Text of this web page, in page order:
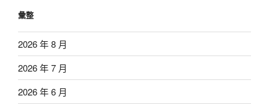
彙整
2026 年 8 月
2026 年 7 月
2026 年 6 月